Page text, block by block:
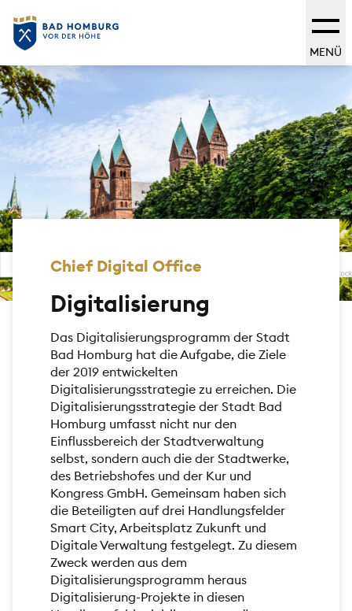
MENÜ
Chief Digital Office
Digitalisierung
Das Digitalisierungsprogramm der Stadt
Bad Homburg hat die Aufgabe, die Ziele
der 2019 entwickelten
Digitalisierungsstrategie zu erreichen. Die
Digitalisierungsstrategie der Stadt Bad
Homburg umfasst nicht nur den
Einflussbereich der Stadtverwaltung
selbst, sondern auch die der Stadtwerke,
des Betriebshofes und der Kur und
Kongress GmbH. Gemeinsam haben sich
die Beteiligten auf drei Handlungsfelder
Smart City, Arbeitsplatz Zukunft und
Digitale Verwaltung festgelegt. Zu diesem
Zweck werden aus dem
Digitalisierungsprogramm heraus
Digitalisierung-Projekte in diesen